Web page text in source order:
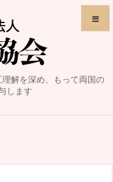
解を深め、もって両国の
します